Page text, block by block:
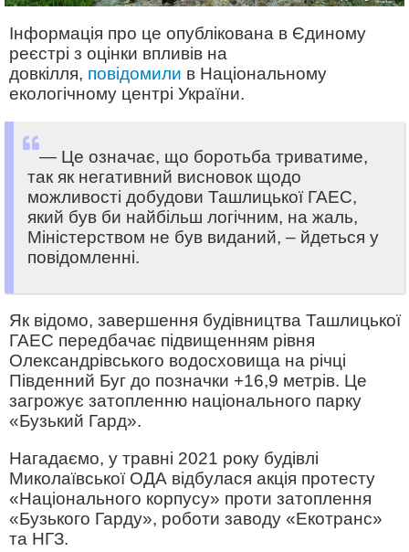
Інформація про це опублікована в Єдиному
реєстрі з оцінки впливів на
довкілля, повідомили в Національному
екологічному центрі України.
— Це означає, що боротьба триватиме,
так як негативний висновок щодо
можливості добудови Ташлицької ГАЕС,
який був би найбільш логічним, на жаль,
Міністерством не був виданий, – йдеться у
повідомленні.
Як відомо, завершення будівництва Ташлицької
ГАЕС передбачає підвищенням рівня
Олександрівського водосховища на річці
Південний Буг до позначки +16,9 метрів. Це
загрожує затопленню національного парку
«Бузький Гард».
Нагадаємо, у травні 2021 року будівлі
Миколаївської ОДА відбулася акція протесту
«Національного корпусу» проти затоплення
«Бузького Гарду», роботи заводу «Екотранс»
та НГЗ.